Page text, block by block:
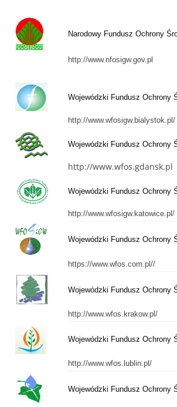
Narodowy Fundusz Ochrony
http://www.nfosigw.gov.pl
Wojewódzki Fundusz Ochrony
http://www.wfosigw.bialystok.pl/
Wojewódzki Fundusz Ochrony
http://www.wfos.gdansk.pl
Wojewódzki Fundusz Ochrony
http://www.wfosigw.katowice.pl/
Wojewódzki Fundusz Ochrony
https://www.wfos.com.pl//
Wojewódzki Fundusz Ochrony
http://www.wfos.krakow.pl/
Wojewódzki Fundusz Ochrony
http://www.wfos.lublin.pl/
Wojewódzki Fundusz Ochrony